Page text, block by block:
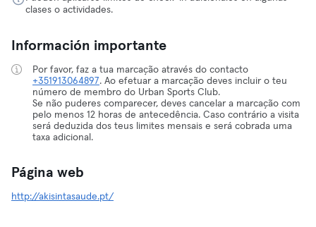
clases o actividades.
Información importante
Por favor, faz a tua marcação através do contacto
+351913064897. Ao efetuar a marcação deves incluir o teu
número de membro do Urban Sports Club.
Se não puderes comparecer, deves cancelar a marcação com
pelo menos 12 horas de antecedência. Caso contrário a visita
será deduzida dos teus limites mensais e será cobrada uma
taxa adicional.
Página web
http://akisintasaude.pt/